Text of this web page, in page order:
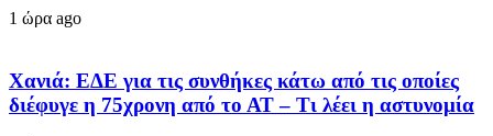
1 ώρα ago
Χανιά: ΕΔΕ για τις συνθήκες κάτω από τις οποίες
διέφυγε η 75χρονη από το ΑΤ – Τι λέει η αστυνομία